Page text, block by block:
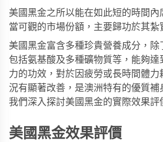
美國黑金之所以能在如此短的時間內
當可觀的市場份額，主要歸功於其紮
美國黑金富含多種珍貴營養成分，除
包括氨基酸及多種礦物質等，能夠
力的功效，對於因疲勞或長時間體
況有顯著改善，是澳洲特有的優質
我們深入探討美國黑金的實際效果評
美國黑金效果評價